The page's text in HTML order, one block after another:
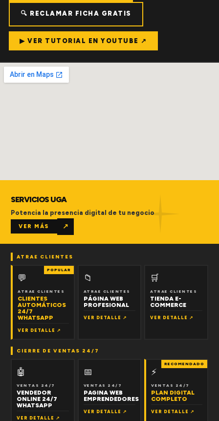
🔍 RECLAMAR FICHA GRATIS
▶ VER TUTORIAL EN YOUTUBE ↗
SERVICIOS UGA
Potencia la presencia digital de tu negocio
VER MÁS ↗
ATRAE CLIENTES
POPULAR
💬
ATRAE CLIENTES
CLIENTES
AUTOMÁTICOS
24/7
WHATSAPP
VER DETALLE ↗
📁
ATRAE CLIENTES
PÁGINA WEB
PROFESIONAL
VER DETALLE ↗
🛒
ATRAE CLIENTES
TIENDA E-
COMMERCE
VER DETALLE ↗
CIERRE DE VENTAS 24/7
🤖
VENTAS 24/7
VENDEDOR
ONLINE 24/7
WHATSAPP
VER DETALLE ↗
📅
VENTAS 24/7
PAGINA WEB
EMPRENDEDORES
VER DETALLE ↗
RECOMENDADO
⚡
VENTAS 24/7
PLAN DIGITAL
COMPLETO
VER DETALLE ↗